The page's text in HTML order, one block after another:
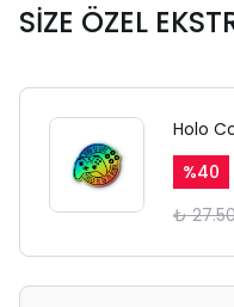
SİZE ÖZEL
Holo
%40
₺
Ödeme